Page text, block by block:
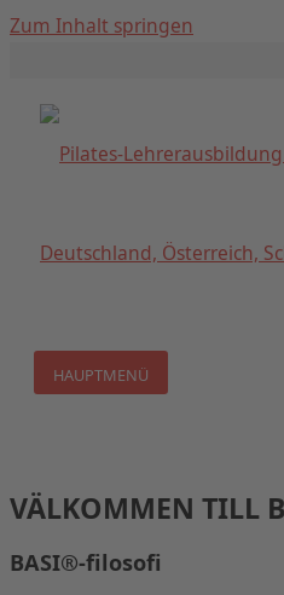
Zum Inhalt springen
HAUPTMENÜ
VÄLKOMMEN TILL
BASI®-filosofi